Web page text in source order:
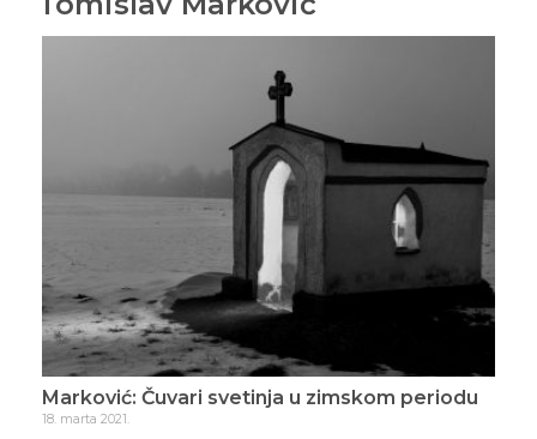
periodu Marković: Mrtvi su njihovo životno delo
7. aprila 2021.